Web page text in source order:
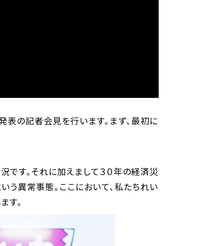
の記者会見を行います。まず、最初に
です。それに加えまして３０年の経済災
異常事態。ここにおいて、私たちれい
す。